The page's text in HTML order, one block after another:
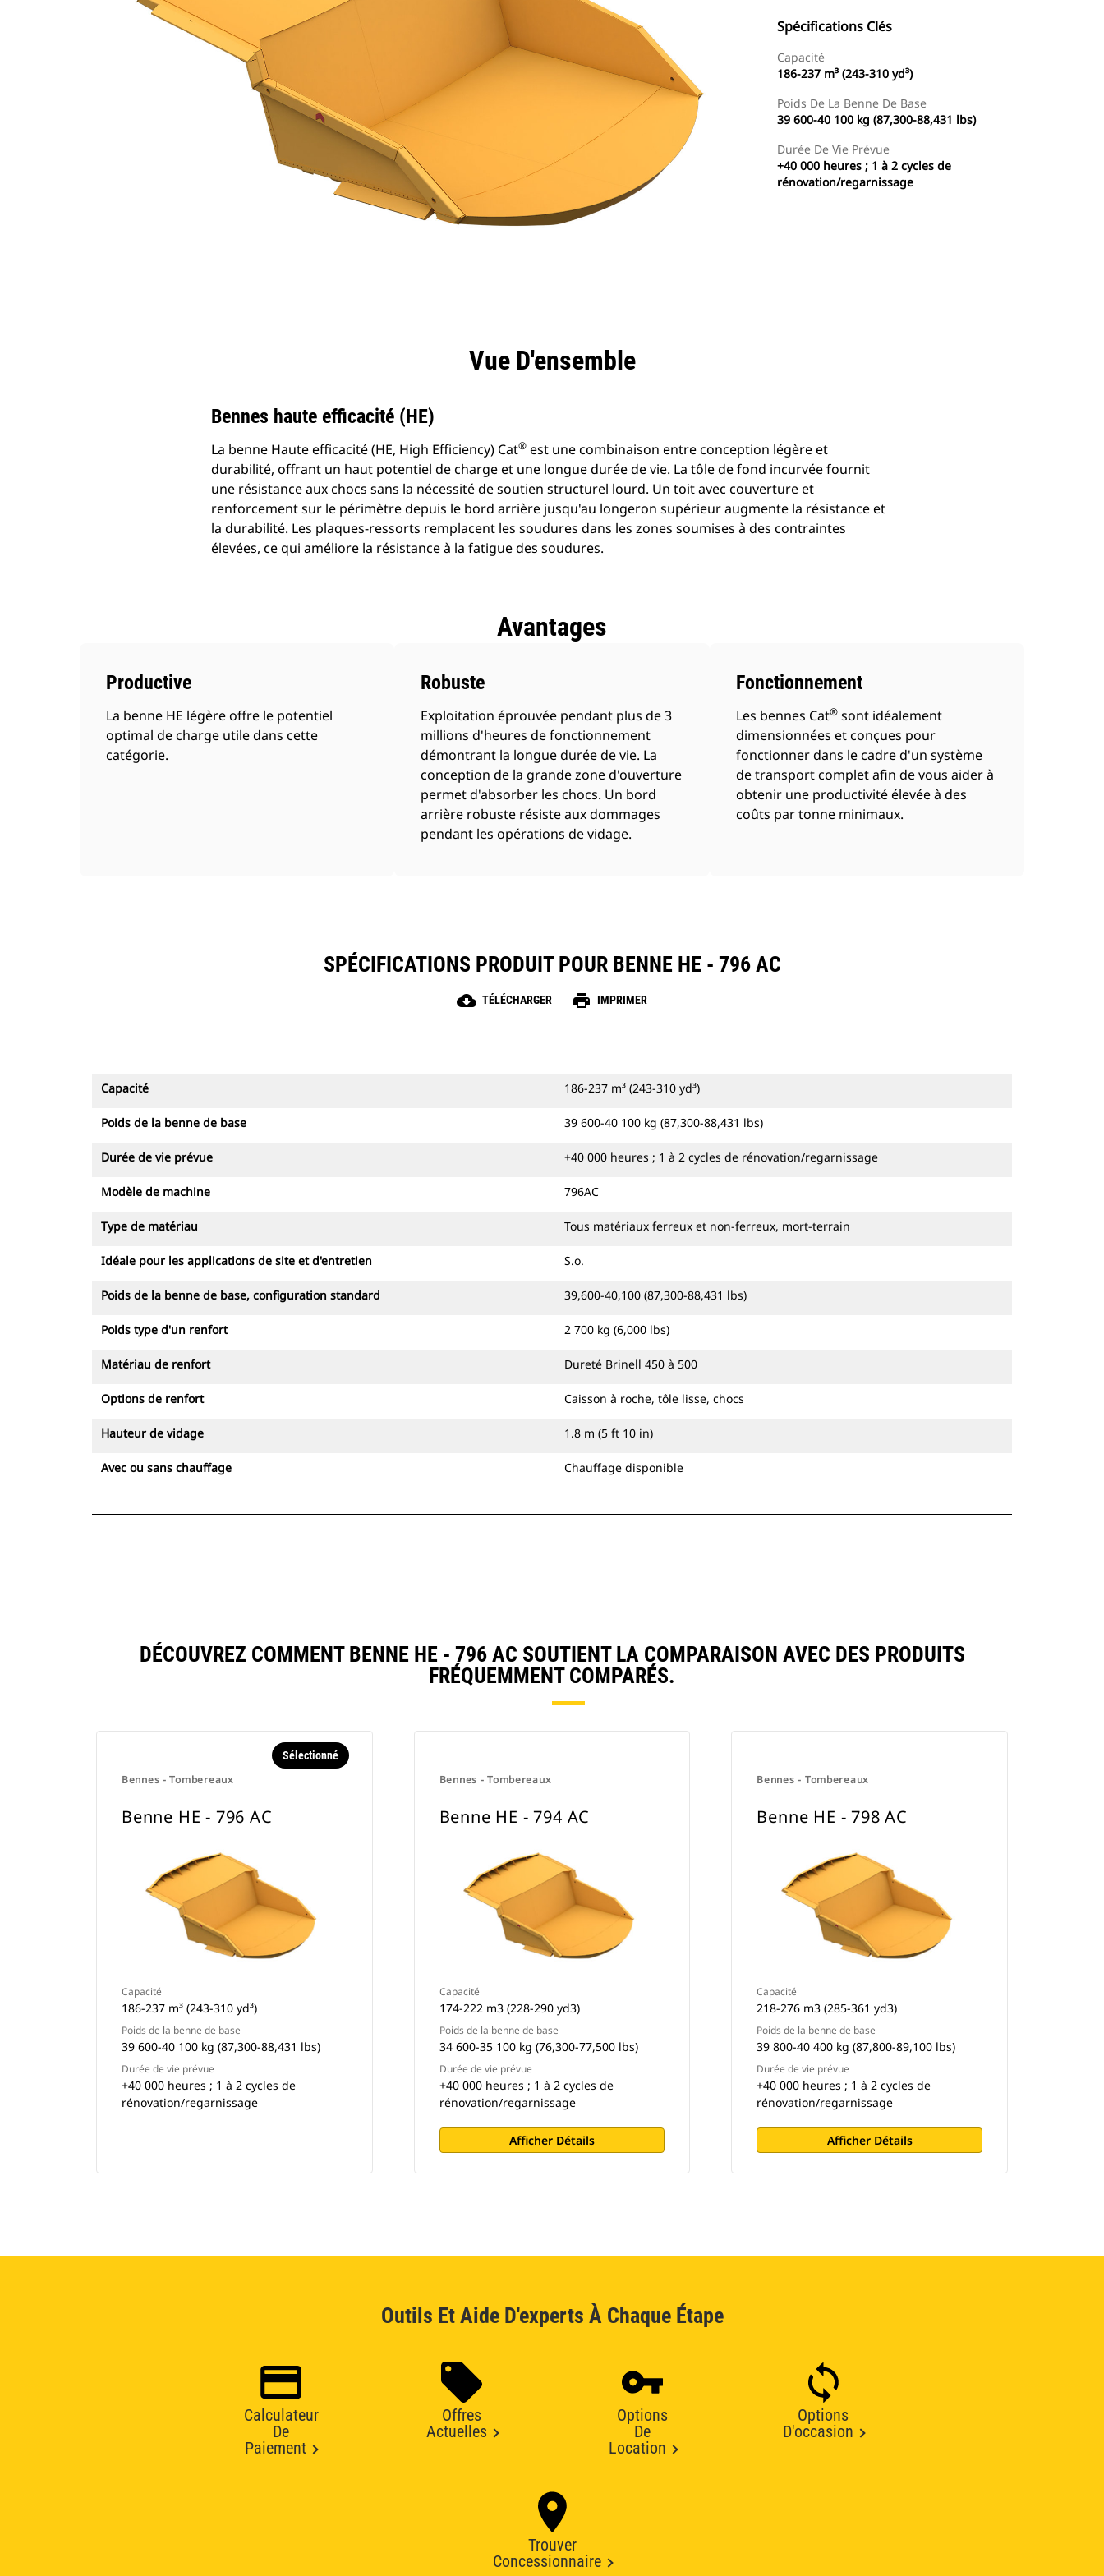
Spécifications Clés
Capacité
186-237 m³ (243-310 yd³)
Poids De La Benne De Base
39 600-40 100 kg (87,300-88,431 lbs)
Durée De Vie Prévue
+40 000 heures ; 1 à 2 cycles de
rénovation/regarnissage
Vue D'ensemble
Bennes haute efficacité (HE)
La benne Haute efficacité (HE, High Efficiency) Cat® est une combinaison entre conception légère et
durabilité, offrant un haut potentiel de charge et une longue durée de vie. La tôle de fond incurvée fournit
une résistance aux chocs sans la nécessité de soutien structurel lourd. Un toit avec couverture et
renforcement sur le périmètre depuis le bord arrière jusqu'au longeron supérieur augmente la résistance et
la durabilité. Les plaques-ressorts remplacent les soudures dans les zones soumises à des contraintes
élevées, ce qui améliore la résistance à la fatigue des soudures.
Avantages
Productive
La benne HE légère offre le potentiel
optimal de charge utile dans cette
catégorie.
Robuste
Exploitation éprouvée pendant plus de 3
millions d'heures de fonctionnement
démontrant la longue durée de vie. La
conception de la grande zone d'ouverture
permet d'absorber les chocs. Un bord
arrière robuste résiste aux dommages
pendant les opérations de vidage.
Fonctionnement
Les bennes Cat®sont idéalement
dimensionnées et conçues pour
fonctionner dans le cadre d'un système
de transport complet afin de vous aider à
obtenir une productivité élevée à des
coûts par tonne minimaux.
SPÉCIFICATIONS PRODUIT POUR BENNE HE - 796 AC
cloud_download TÉLÉCHARGER print IMPRIMER
Capacité 186-237 m³ (243-310 yd³)
Poids de la benne de base 39 600-40 100 kg (87,300-88,431 lbs)
Durée de vie prévue +40 000 heures ; 1 à 2 cycles de rénovation/regarnissage
Modèle de machine 796AC
Type de matériau Tous matériaux ferreux et non-ferreux, mort-terrain
Idéale pour les applications de site et d'entretien S.o.
Poids de la benne de base, configuration standard 39,600-40,100 (87,300-88,431 lbs)
Poids type d'un renfort 2 700 kg (6,000 lbs)
Matériau de renfort Dureté Brinell 450 à 500
Options de renfort Caisson à roche, tôle lisse, chocs
Hauteur de vidage 1.8 m (5 ft 10 in)
Avec ou sans chauffage Chauffage disponible
DÉCOUVREZ COMMENT BENNE HE - 796 AC SOUTIENT LA COMPARAISON AVEC DES PRODUITS
FRÉQUEMMENT COMPARÉS.
Bennes - Tombereaux
Sélectionné
Benne HE - 796 AC
Capacité
186-237 m³ (243-310 yd³)
Poids de la benne de base
39 600-40 100 kg (87,300-88,431 lbs)
Durée de vie prévue
+40 000 heures ; 1 à 2 cycles de
rénovation/regarnissage
Bennes - Tombereaux
Benne HE - 794 AC
Capacité
174-222 m3 (228-290 yd3)
Poids de la benne de base
34 600-35 100 kg (76,300-77,500 lbs)
Durée de vie prévue
+40 000 heures ; 1 à 2 cycles de
rénovation/regarnissage
Afficher Détails
Bennes - Tombereaux
Benne HE - 798 AC
Capacité
218-276 m3 (285-361 yd3)
Poids de la benne de base
39 800-40 400 kg (87,800-89,100 lbs)
Durée de vie prévue
+40 000 heures ; 1 à 2 cycles de
rénovation/regarnissage
Afficher Détails
Outils Et Aide D'experts À Chaque Étape
Calculateur
De
Paiement
Offres
Actuelles
Options
De
Location
Options
D'occasion
Trouver
Concessionnaire